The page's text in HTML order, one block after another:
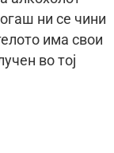
ни се чини
има свои
во тој